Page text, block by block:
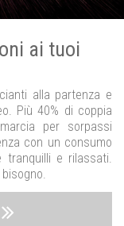
ai tuoi
alla partenza e
Più 40% di coppia
per sorpassi
con un consumo
e rilassati.